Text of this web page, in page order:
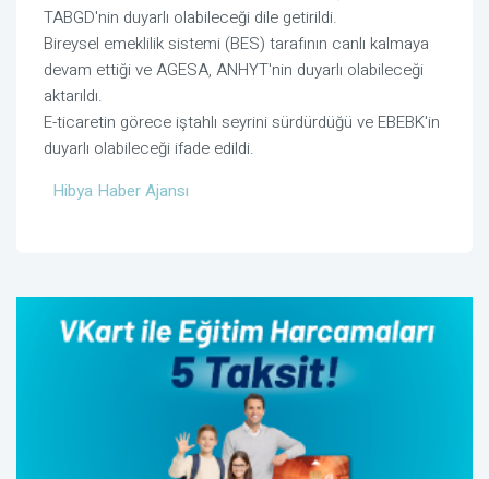
TABGD'nin duyarlı olabileceği dile getirildi.
Bireysel emeklilik sistemi (BES) tarafının canlı kalmaya
devam ettiği ve AGESA, ANHYT'nin duyarlı olabileceği
aktarıldı.
E-ticaretin görece iştahlı seyrini sürdürdüğü ve EBEBK'in
duyarlı olabileceği ifade edildi.
Hibya Haber Ajansı